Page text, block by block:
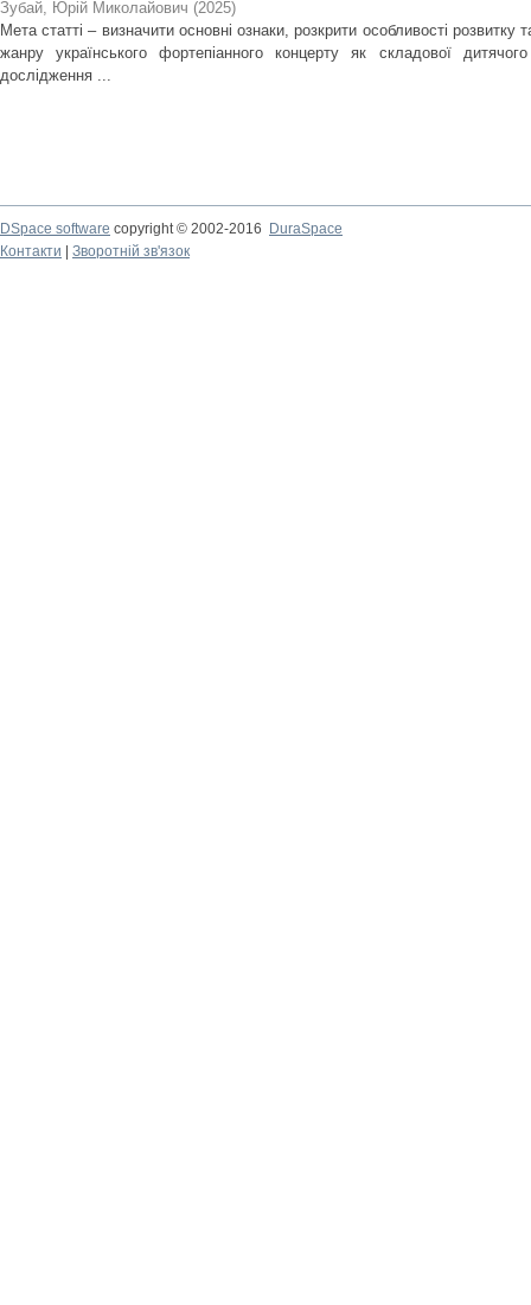
Зубай, Юрій Миколайович (2025)
Мета статті – визначити основні ознаки, розкрити особливості
жанру українського фортепіанного концерту як складової
дослідження ...
DSpace software copyright © 2002-2016
DuraSpace
Контакти
Зворотній зв'язок